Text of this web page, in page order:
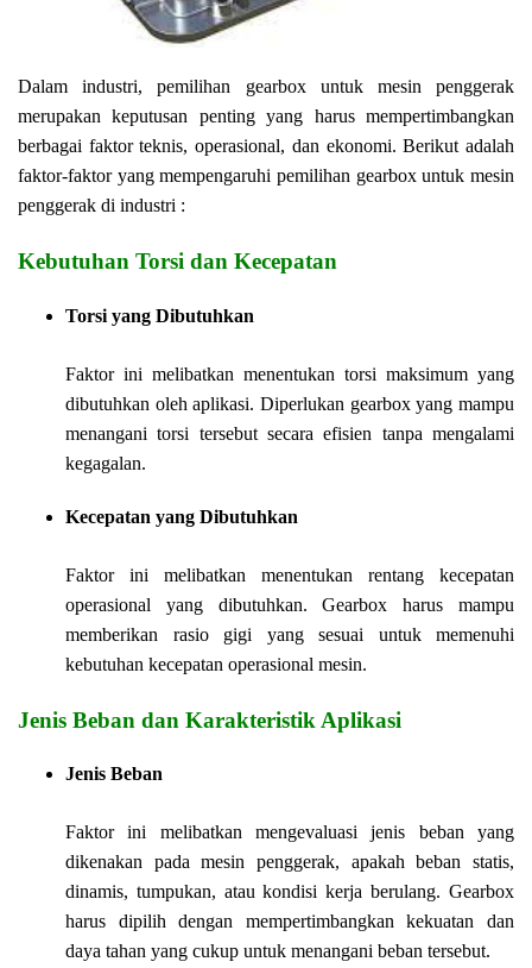
Dalam industri, pemilihan gearbox untuk mesin penggerak
merupakan keputusan penting yang harus mempertimbangkan
berbagai faktor teknis, operasional, dan ekonomi. Berikut adalah
faktor-faktor yang mempengaruhi pemilihan gearbox untuk mesin
penggerak di industri :
Kebutuhan Torsi dan Kecepatan
Torsi yang Dibutuhkan
Faktor ini melibatkan menentukan torsi maksimum yang
dibutuhkan oleh aplikasi. Diperlukan gearbox yang mampu
menangani torsi tersebut secara efisien tanpa mengalami
kegagalan.
Kecepatan yang Dibutuhkan
Faktor ini melibatkan menentukan rentang kecepatan
operasional yang dibutuhkan. Gearbox harus mampu
memberikan rasio gigi yang sesuai untuk memenuhi
kebutuhan kecepatan operasional mesin.
Jenis Beban dan Karakteristik Aplikasi
Jenis Beban
Faktor ini melibatkan mengevaluasi jenis beban yang
dikenakan pada mesin penggerak, apakah beban statis,
dinamis, tumpukan, atau kondisi kerja berulang. Gearbox
harus dipilih dengan mempertimbangkan kekuatan dan
daya tahan yang cukup untuk menangani beban tersebut.